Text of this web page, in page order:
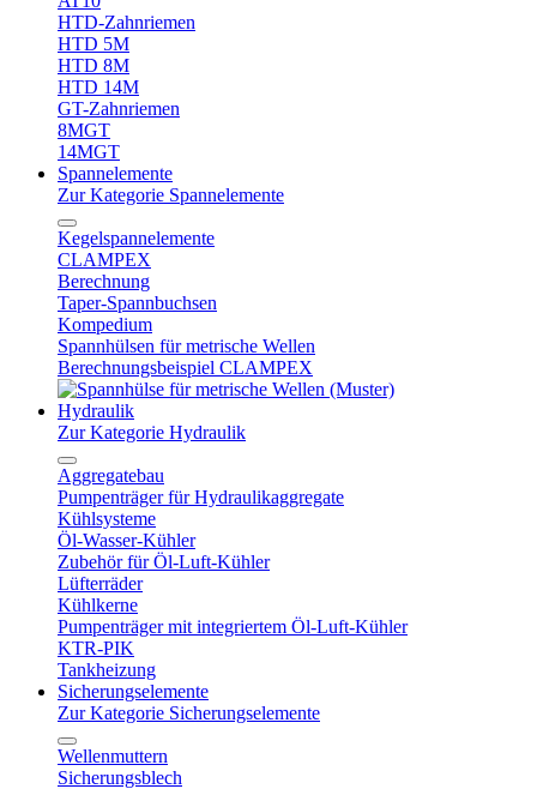
HTD-Zahnriemen
HTD 5M
HTD 8M
HTD 14M
GT-Zahnriemen
8MGT
14MGT
Spannelemente
Zur Kategorie Spannelemente
Kegelspannelemente
CLAMPEX
Berechnung
Taper-Spannbuchsen
Kompedium
Spannhülsen für metrische Wellen
Berechnungsbeispiel CLAMPEX
Hydraulik
Zur Kategorie Hydraulik
Aggregatebau
Pumpenträger für Hydraulikaggregate
Kühlsysteme
Öl-Wasser-Kühler
Zubehör für Öl-Luft-Kühler
Lüfterräder
Kühlkerne
Pumpenträger mit integriertem Öl-Luft-Kühler
KTR-PIK
Tankheizung
Sicherungselemente
Zur Kategorie Sicherungselemente
Wellenmuttern
Sicherungsblech